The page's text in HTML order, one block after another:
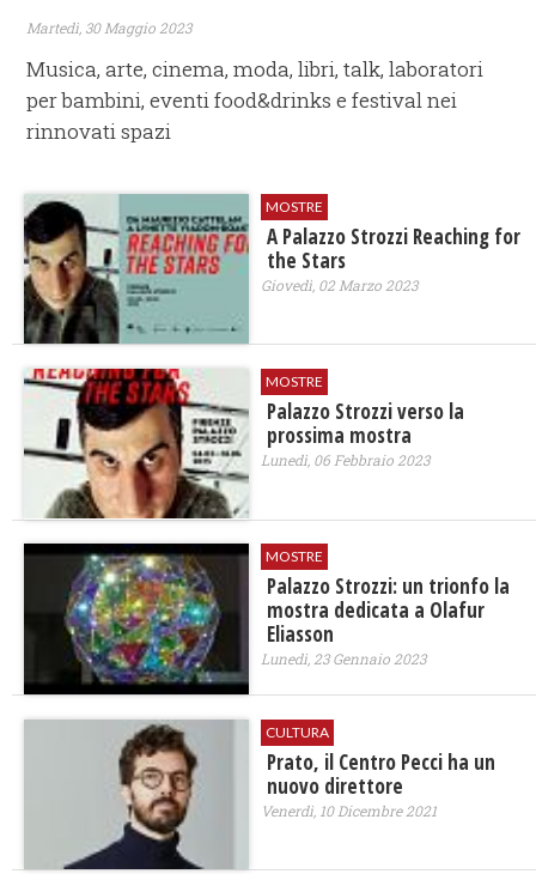
Martedì, 30 Maggio 2023
Musica, arte, cinema, moda, libri, talk, laboratori
per bambini, eventi food&drinks e festival nei
rinnovati spazi
MOSTRE
A Palazzo Strozzi Reaching for
the Stars
Giovedì, 02 Marzo 2023
MOSTRE
Palazzo Strozzi verso la
prossima mostra
Lunedì, 06 Febbraio 2023
MOSTRE
Palazzo Strozzi: un trionfo la
mostra dedicata a Olafur
Eliasson
Lunedì, 23 Gennaio 2023
CULTURA
Prato, il Centro Pecci ha un
nuovo direttore
Venerdì, 10 Dicembre 2021